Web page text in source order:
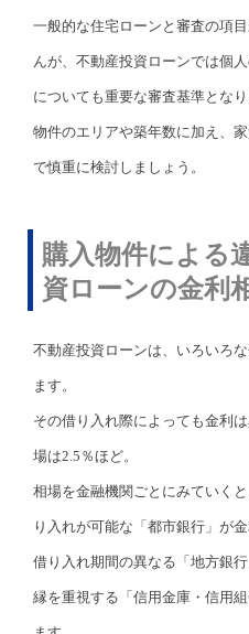
一般的な住宅ローンと審査の項
んが、不動産投資ローンでは個
についても重要な審査基準となり
物件のエリアや築年数に加え、
で慎重に検討しましょう。
購入物件による
資ローンの金利
不動産投資ローンは、いろいろ
ます。
その借り入れ際によっても金利
場は2.5％ほど。
相場を金融機関ごとにみていく
り入れが可能な「都市銀行」が
借り入れ期間の異なる「地方銀
縁を重視する「信用金庫・信用